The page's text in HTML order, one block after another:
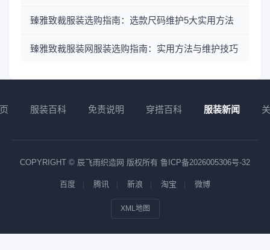
臻雅致裁服装选购指南：选款尺码维护5大实用方法
臻雅致裁服装网服装选购指南：实用方法与维护技巧
服装百科 免责说明 穿搭百科 服装新闻
COPYRIGHT © 辰飞雨织造网 版权所有 鲁ICP备2026005306号-32
百度 腾讯 新浪 淘宝 微博
XML地图